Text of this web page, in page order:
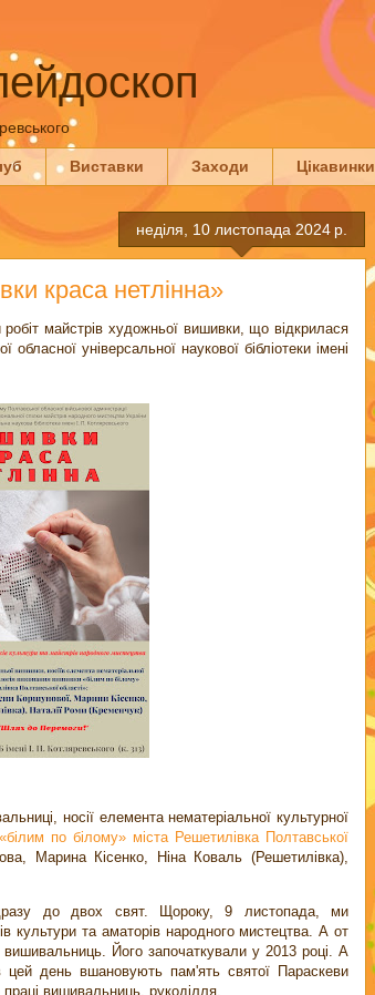
Виставки Заходи Цікавинки
неділя, 10 листопада 2024 р.
краса нетлінна»
майстрів художньої вишивки, що відкрилася
універсальної наукової бібліотеки імені
носії елемента нематеріальної культурної
по білому» міста Решетилівка Полтавської
Марина Кісенко, Ніна Коваль (Решетилівка),
до двох свят. Щороку, 9 листопада, ми
культури та аматорів народного мистецтва. А от
Його започаткували у 2013 році. А
день вшановують пам'ять святої Параскеви
праці вишивальниць, рукоділля.